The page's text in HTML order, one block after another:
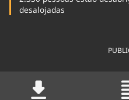
desalojadas